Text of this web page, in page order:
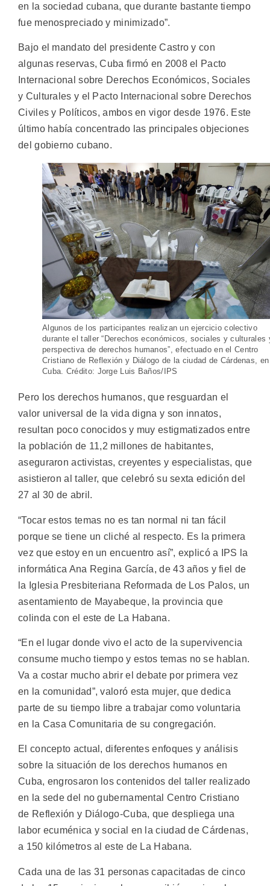
en la sociedad cubana, que durante bastante tiempo
fue menospreciado y minimizado”.
Bajo el mandato del presidente Castro y con
algunas reservas, Cuba firmó en 2008 el Pacto
Internacional sobre Derechos Económicos, Sociales
y Culturales y el Pacto Internacional sobre Derechos
Civiles y Políticos, ambos en vigor desde 1976. Este
último había concentrado las principales objeciones
del gobierno cubano.
Algunos de los participantes realizan un ejercicio colectivo
durante el taller “Derechos económicos, sociales y culturales
perspectiva de derechos humanos”, efectuado en el Centro
Cristiano de Reflexión y Diálogo de la ciudad de Cárdenas, en
Cuba. Crédito: Jorge Luis Baños/IPS
Pero los derechos humanos, que resguardan el
valor universal de la vida digna y son innatos,
resultan poco conocidos y muy estigmatizados entre
la población de 11,2 millones de habitantes,
aseguraron activistas, creyentes y especialistas, que
asistieron al taller, que celebró su sexta edición del
27 al 30 de abril.
“Tocar estos temas no es tan normal ni tan fácil
porque se tiene un cliché al respecto. Es la primera
vez que estoy en un encuentro así”, explicó a IPS la
informática Ana Regina García, de 43 años y fiel de
la Iglesia Presbiteriana Reformada de Los Palos, un
asentamiento de Mayabeque, la provincia que
colinda con el este de La Habana.
“En el lugar donde vivo el acto de la supervivencia
consume mucho tiempo y estos temas no se hablan.
Va a costar mucho abrir el debate por primera vez
en la comunidad”, valoró esta mujer, que dedica
parte de su tiempo libre a trabajar como voluntaria
en la Casa Comunitaria de su congregación.
El concepto actual, diferentes enfoques y análisis
sobre la situación de los derechos humanos en
Cuba, engrosaron los contenidos del taller realizado
en la sede del no gubernamental Centro Cristiano
de Reflexión y Diálogo-Cuba, que despliega una
labor ecuménica y social en la ciudad de Cárdenas,
a 150 kilómetros al este de La Habana.
Cada una de las 31 personas capacitadas de cinco